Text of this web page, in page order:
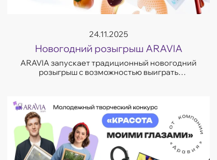
24.11.2025
Новогодний розыгрыш ARAVIA
ARAVIA запускает традиционный новогодний
розыгрыш с возможностью выиграть